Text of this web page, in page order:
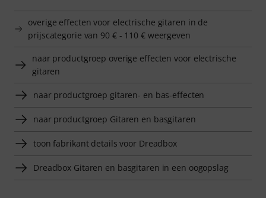
overige effecten voor electrische gitaren in de
prijscategorie van 90 € - 110 € weergeven
naar productgroep overige effecten voor electrische
gitaren
naar productgroep gitaren- en bas-effecten
naar productgroep Gitaren en basgitaren
toon fabrikant details voor Dreadbox
Dreadbox Gitaren en basgitaren in een oogopslag